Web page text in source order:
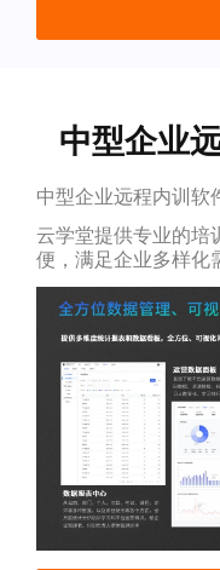
中型企业
中型企业远程内训软
云学堂提供专业的培
便，满足企业多样化